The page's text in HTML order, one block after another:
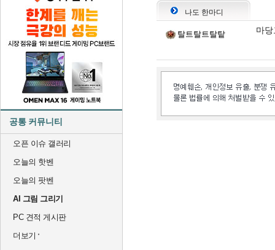
공통 커뮤니티
오픈 이슈 갤러리
오늘의 핫벤
오늘의 팟벤
AI 그림 그리기
PC 견적 게시판
더보기
나도 한마디
탈트탈트탈탙 마